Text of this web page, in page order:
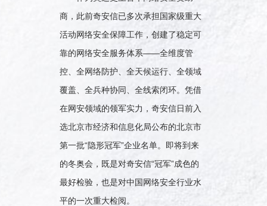
商，此前奇安信已多次承担国家级重大
活动网络安全保障工作，创建了稳定可
靠的网络安全服务体系——全维度管
控、全网络防护、全天候运行、全领域
覆盖、全兵种协同、全线索闭环。凭借
在网安领域的领军实力，奇安信日前入
选北京市经济和信息化局公布的北京市
第一批“隐形冠军”企业名单。即将到来
的冬奥会，既是对奇安信“冠军”成色的
最好检验，也是对中国网络安全行业水
平的一次重大检阅。